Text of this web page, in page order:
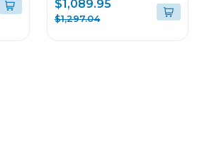
$1,089.95
$1,297.04